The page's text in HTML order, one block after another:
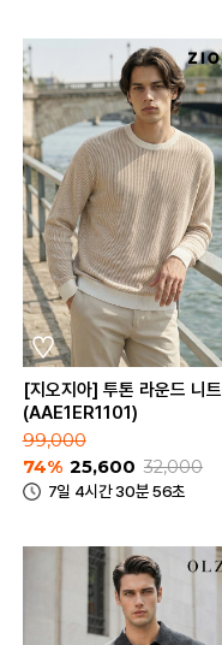
[지오지아] 투톤 라운드 니트
(AAE1ER1101)
99,000
74% 25,600 32,000
7일 4시간 30분 56초